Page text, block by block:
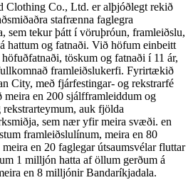
Clothing Co., Ltd. er alþjóðlegt rekið
stafrænna faglegra
sem tekur þátt í vöruþróun, framleiðslu,
hattum og fatnaði. Við höfum einbeitt
töskum og fatnaði í 11 ár,
framleiðslukerfi. Fyrirtækið
City, með fjárfestingar- og rekstrarfé
en 200 sjálfframleiddum og
auk fjölda
sem nær yfir meira svæði. en
framleiðslulínum, meira en 80
en 20 faglegar útsaumsvélar fluttar
1 milljón hatta af öllum gerðum á
en 8 milljónir Bandaríkjadala.